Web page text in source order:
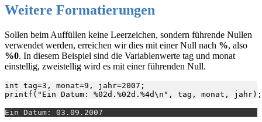
Weitere Formatierungen
Sollen beim Auffüllen keine Leerzeichen, sondern führende Nullen
verwendet werden, erreichen wir dies mit einer Null nach %, also
%0. In diesem Beispiel sind die Variablenwerte tag und monat
einstellig, zweistellig wird es mit einer führenden Null.
int tag=3, monat=9, jahr=2007;